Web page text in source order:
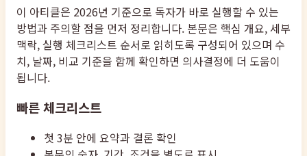
이 아티클은 2026년 기준으로 독자가 바로 실행할 수 있는
방법과 주의할 점을 먼저 정리합니다. 본문은 핵심 개요, 세부
맥락, 실행 체크리스트 순서로 읽히도록 구성되어 있으며 수
치, 날짜, 비교 기준을 함께 확인하면 의사결정에 더 도움이
됩니다.
빠른 체크리스트
첫 3분 안에 요약과 결론 확인